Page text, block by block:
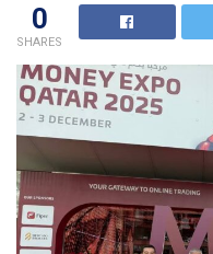
0
SHARES